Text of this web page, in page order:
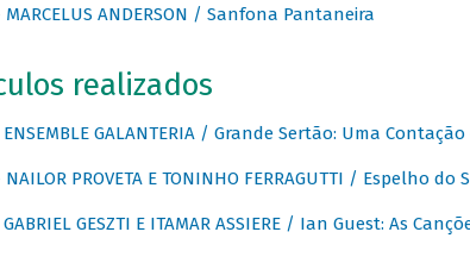
MARCELUS ANDERSON / Sanfona Pantaneira
realizados
ENSEMBLE GALANTERIA / Grande Sertão: Uma
NAILOR PROVETA E TONINHO FERRAGUTTI / Espelho do
GABRIEL GESZTI E ITAMAR ASSIERE / Ian Guest: As